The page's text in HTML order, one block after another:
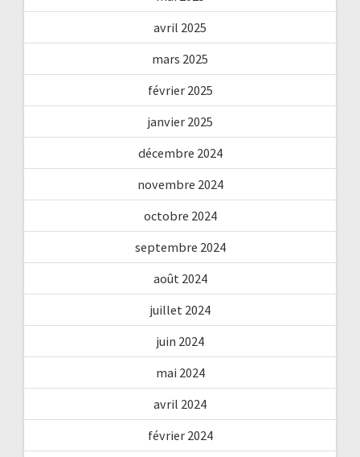
avril 2025
mars 2025
février 2025
janvier 2025
décembre 2024
novembre 2024
octobre 2024
septembre 2024
août 2024
juillet 2024
juin 2024
mai 2024
avril 2024
février 2024